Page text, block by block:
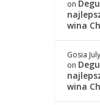
on
wina
Gosia
on
wina